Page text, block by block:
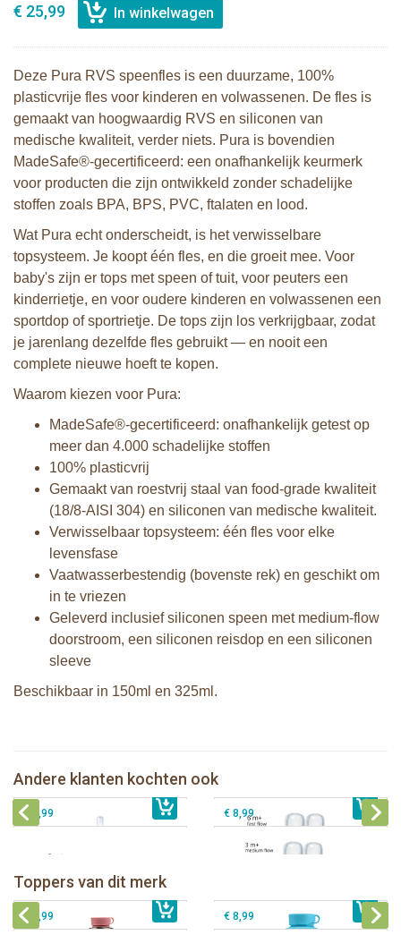
€ 25,99
Deze Pura RVS speenfles is een duurzame, 100%
plasticvrije fles voor kinderen en volwassenen. De fles is
gemaakt van hoogwaardig RVS en siliconen van
medische kwaliteit, verder niets. Pura is bovendien
MadeSafe®-gecertificeerd: een onafhankelijk keurmerk
voor producten die zijn ontwikkeld zonder schadelijke
stoffen zoals BPA, BPS, PVC, ftalaten en lood.
Wat Pura echt onderscheidt, is het verwisselbare
topsysteem. Je koopt één fles, en die groeit mee. Voor
baby's zijn er tops met speen of tuit, voor peuters een
kinderrietje, en voor oudere kinderen en volwassenen een
sportdop of sportrietje. De tops zijn los verkrijgbaar, zodat
je jarenlang dezelfde fles gebruikt — en nooit een
complete nieuwe hoeft te kopen.
Waarom kiezen voor Pura:
MadeSafe®-gecertificeerd: onafhankelijk getest op
meer dan 4.000 schadelijke stoffen
100% plasticvrij
Gemaakt van roestvrij staal van food-grade kwaliteit
(18/8-AISI 304) en siliconen van medische kwaliteit.
Verwisselbaar topsysteem: één fles voor elke
levensfase
Vaatwasserbestendig (bovenste rek) en geschikt om
in te vriezen
Geleverd inclusief siliconen speen met medium-flow
doorstroom, een siliconen reisdop en een siliconen
sleeve
Beschikbaar in 150ml en 325ml.
Andere klanten kochten ook
€ 25,99Pura silicone tuit 2 stuks
€ 9,99 € 8,99
Toppers van dit merk
€ 40,99
Pura Sportfles 550 ml + Aqua sleeve
Pura silicone tuit 2 stuks
€ 9,99 € 8,99